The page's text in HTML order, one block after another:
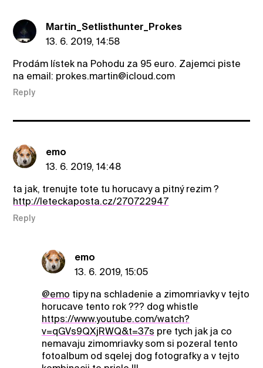
Martin_Setlisthunter_Prokes
13. 6. 2019, 14:58
Prodám lístek na Pohodu za 95 euro. Zajemci piste
na email: prokes.martin@icloud.com
Reply
emo
13. 6. 2019, 14:48
ta jak, trenujte tote tu horucavy a pitný rezim ?
http://leteckaposta.cz/270722947
Reply
emo
13. 6. 2019, 15:05
@emo tipy na schladenie a zimomriavky v tejto
horucave tento rok ??? dog whistle
https://www.youtube.com/watch?
v=qGVs9QXjRWQ&t=37s pre tych jak ja co
nemavaju zimomriavky som si pozeral tento
fotoalbum od sqelej dog fotografky a v tejto